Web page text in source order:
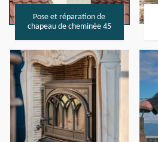
Pose et réparation de
chapeau de cheminée 45